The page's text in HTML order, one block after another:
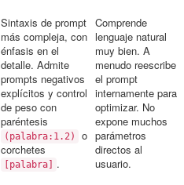
Sintaxis de prompt
más compleja, con
énfasis en el
detalle. Admite
prompts negativos
explícitos y control
de peso con
paréntesis
(palabra:1.2)
o
corchetes
[palabra] .
Comprende
lenguaje natural
muy bien. A
menudo reescribe
el prompt
internamente para
optimizar. No
expone muchos
parámetros
directos al
usuario.